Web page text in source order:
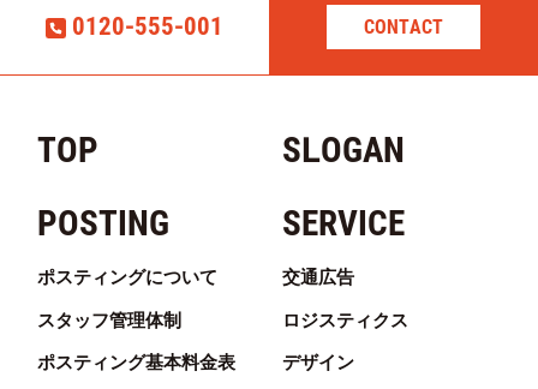
0120-555-001 CONTACT
TOP
SLOGAN
POSTING
ポスティングについて
スタッフ管理体制
ポスティング基本料金表
SERVICE
交通広告
ロジスティクス
デザイン